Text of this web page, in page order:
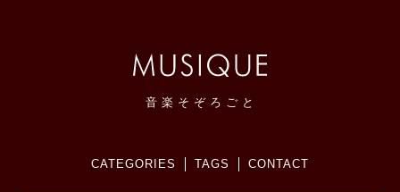
音 楽 そ ぞ ろ ご と
CATEGORIES TAGS CONTACT